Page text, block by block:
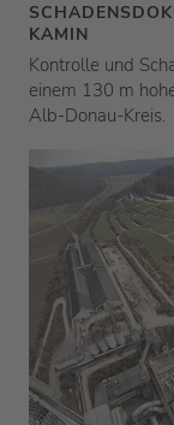
KAMIN
Kontrolle und
einem 130 m
Alb-Donau-Kreis.